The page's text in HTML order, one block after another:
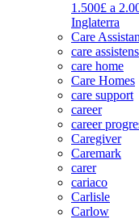
1.500£ a
Inglaterra
Care
care assistens
care home
Care Homes
care support
career
career
Caregiver
Caremark
carer
cariaco
Carlisle
Carlow